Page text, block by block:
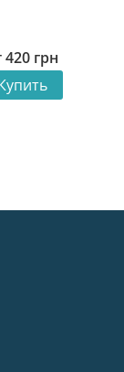
420 грн